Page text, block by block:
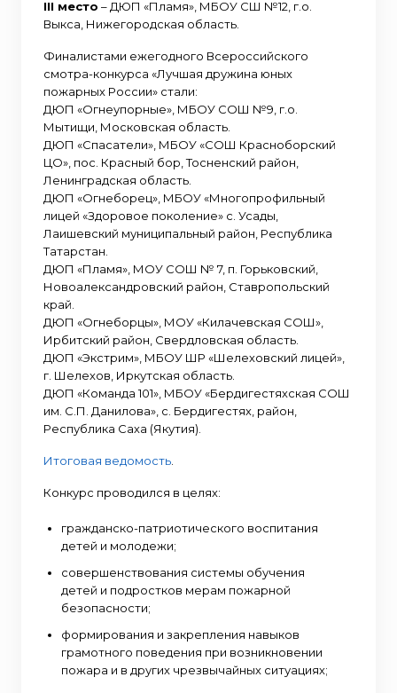
III место – ДЮП «Пламя», МБОУ СШ №12, г.о.
Выкса, Нижегородская область.
Финалистами ежегодного Всероссийского
смотра-конкурса «Лучшая дружина юных
пожарных России» стали:
ДЮП «Огнеупорные», МБОУ СОШ №9, г.о.
Мытищи, Московская область.
ДЮП «Спасатели», МБОУ «СОШ Красноборский
ЦО», пос. Красный бор, Тосненский район,
Ленинградская область.
ДЮП «Огнеборец», МБОУ «Многопрофильный
лицей «Здоровое поколение» с. Усады,
Лаишевский муниципальный район, Республика
Татарстан.
ДЮП «Пламя», МОУ СОШ № 7, п. Горьковский,
Новоалександровский район, Ставропольский
край.
ДЮП «Огнеборцы», МОУ «Килачевская СОШ»,
Ирбитский район, Свердловская область.
ДЮП «Экстрим», МБОУ ШР «Шелеховский лицей»,
г. Шелехов, Иркутская область.
ДЮП «Команда 101», МБОУ «Бердигестяхская СОШ
им. С.П. Данилова», с. Бердигестях, район,
Республика Саха (Якутия).
Итоговая ведомость
Конкурс проводился в целях:
гражданско-патриотического воспитания
детей и молодежи;
совершенствования системы обучения
детей и подростков мерам пожарной
безопасности;
формирования и закрепления навыков
грамотного поведения при возникновении
пожара и в других чрезвычайных ситуациях;